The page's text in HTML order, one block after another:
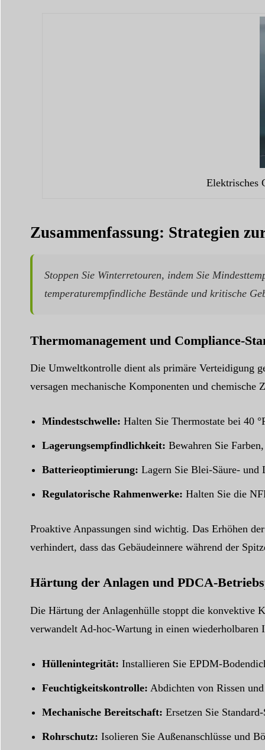
Elektrisches
Zusammenfassung: Strategien
Stoppen Sie Winterretouren, indem Sie
temperaturempfindliche Bestände und kritische
Thermomanagement und Compliance-
Die Umweltkontrolle dient als primäre Verteidigung
versagen mechanische Komponenten und chemische
Mindestschwelle: Halten Sie Thermostate bei 40
Lagerungsempfindlichkeit: Bewahren Sie
Batterieoptimierung: Lagern Sie Blei-Säure- und
Regulatorische Rahmenwerke: Halten Sie die
Proaktive Anpassungen sind wichtig. Das Erhöhen
verhindert, dass das Gebäudeinnere während der
Härtung der Anlagen und PDCA-
Die Härtung der Anlagenhülle stoppt die konvektive
verwandelt Ad-hoc-Wartung in einen wiederholbaren
Hüllenintegrität: Installieren Sie EPDM-
Feuchtigkeitskontrolle: Abdichten von Rissen
Mechanische Bereitschaft: Ersetzen Sie
Rohrschutz: Isolieren Sie Außenanschlüsse und